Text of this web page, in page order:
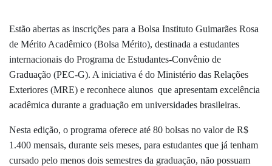
Estão abertas as inscrições para a Bolsa Instituto Guimarães Rosa
de Mérito Acadêmico (Bolsa Mérito), destinada a estudantes
internacionais do Programa de Estudantes-Convênio de
Graduação (PEC-G). A iniciativa é do Ministério das Relações
Exteriores (MRE) e reconhece alunos que apresentam excelência
acadêmica durante a graduação em universidades brasileiras.
Nesta edição, o programa oferece até 80 bolsas no valor de R$
1.400 mensais, durante seis meses, para estudantes que já tenham
cursado pelo menos dois semestres da graduação, não possuam